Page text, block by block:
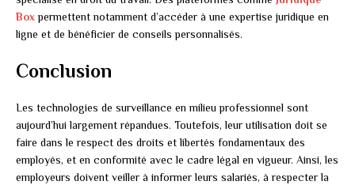
Boxpermettent notamment d’accéder à une expertise juridique en
ligne et de bénéficier de conseils personnalisés.
Conclusion
Les technologies de surveillance en milieu professionnel sont
aujourd’hui largement répandues. Toutefois, leur utilisation doit se
faire dans le respect des droits et libertés fondamentaux des
employés, et en conformité avec le cadre légal en vigueur. Ainsi, les
employeurs doivent veiller à informer leurs salariés, à respecter la